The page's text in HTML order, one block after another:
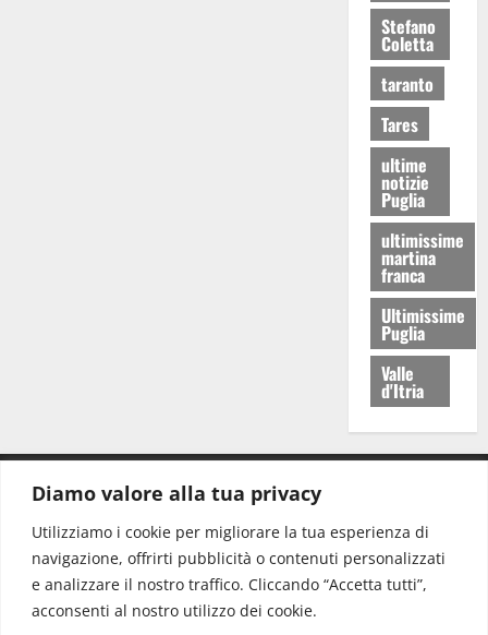
Diamo valore alla tua privacy
Utilizziamo i cookie per migliorare la tua esperienza di
navigazione, offrirti pubblicità o contenuti personalizzati
e analizzare il nostro traffico. Cliccando “Accetta tutti”,
acconsenti al nostro utilizzo dei cookie.
Stefano
Coletta
taranto
Tares
ultime
notizie
Puglia
ultimissime
martina
franca
Ultimissime
Puglia
Valle
d'Itria
Redazione: redazione@www.martinasera.it
Direttore:direttore@www.martinasera.it
Info & Commerciale:info@www.martinasera.it